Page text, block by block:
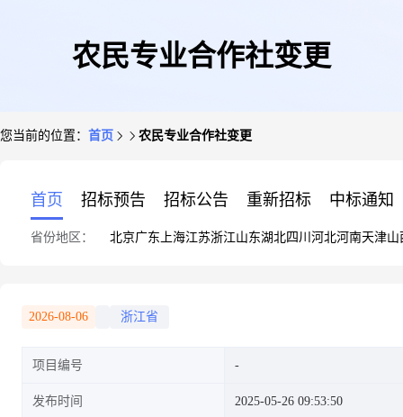
农民专业合作社变更
您当前的位置： 首页 农民专业合作社变更
首页 招标预告 招标公告 重新招标 中标通知
省份地区： 北京广东 上海江苏浙江山东湖北四川 河北河南天津山
2026-08-06 浙江省
项目编号
发布时间 2025-05-26 09:53:50